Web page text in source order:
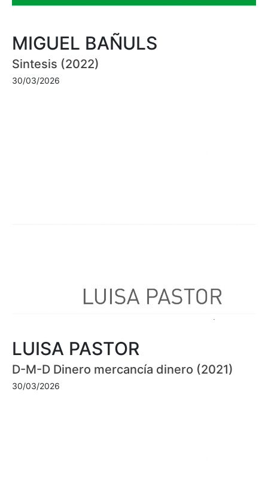
MIGUEL BAÑULS
Sintesis (2022)
30/03/2026
LUISA PASTOR
D-M-D Dinero mercancía dinero (2021)
30/03/2026